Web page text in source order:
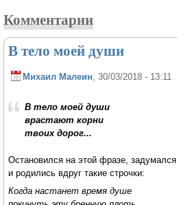
Комментарии
В тело моей души
Михаил Малеин , 30/03/2018 - 13:11
В тело моей души
врастают корни
твоих дорог...
Остановился на этой фразе, задумался,
и родились вдруг такие строчки:
Когда настанет время душе